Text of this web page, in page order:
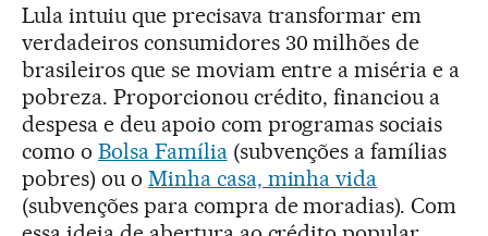
Lula intuiu que precisava transformar em
verdadeiros consumidores 30 milhões de
brasileiros que se moviam entre a miséria e a
pobreza. Proporcionou crédito, financiou a
despesa e deu apoio com programas sociais
como o Bolsa Família(subvenções a famílias
pobres) ou o Minha casa, minha vida
(subvenções para compra de moradias). Com